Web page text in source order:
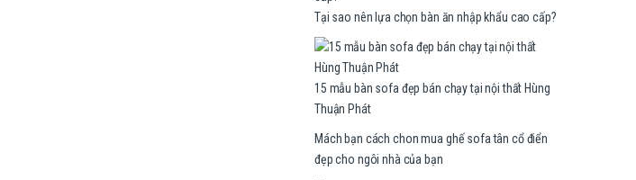
Tại sao nên lựa chọn bàn ăn nhập khẩu cao cấp?
15 mẫu bàn sofa đẹp bán chạy tại nội thất Hùng
Thuận Phát
Mách bạn cách chon mua ghế sofa tân cổ điển
đẹp cho ngôi nhà của bạn